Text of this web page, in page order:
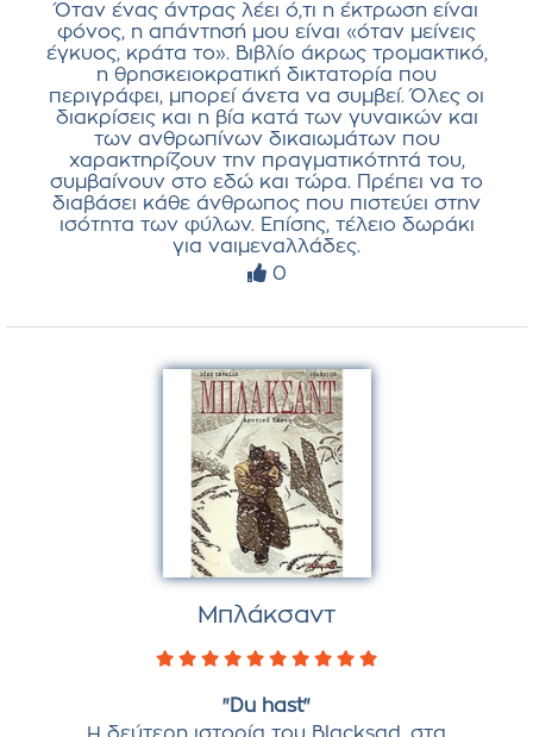
Όταν ένας άντρας λέει ό,τι η έκτρωση είναι
φόνος, η απάντησή μου είναι «όταν μείνεις
έγκυος, κράτα το». Bιβλίο άκρως τρομακτικό,
η θρησκειοκρατική δικτατορία που
περιγράφει, μπορεί άνετα να συμβεί. Όλες οι
διακρίσεις και η βία κατά των γυναικών και
των ανθρωπίνων δικαιωμάτων που
χαρακτηρίζουν την πραγματικότητά του,
συμβαίνουν στο εδώ και τώρα. Πρέπει να το
διαβάσει κάθε άνθρωπος που πιστεύει στην
ισότητα των φύλων. Επίσης, τέλειο δωράκι
για ναιμεναλλάδες.
0
Μπλάκσαντ
"Du hast"